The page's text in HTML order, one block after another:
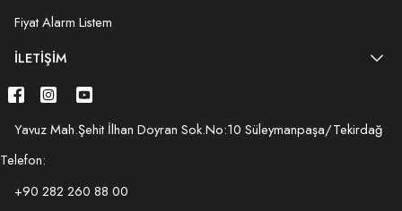
Fiyat Alarm Listem
İLETIŞIM
Yavuz Mah.Şehit İlhan Doyran Sok.No:10 Süleymanpaşa/Tekirdağ
Telefon:
+90 282 260 88 00